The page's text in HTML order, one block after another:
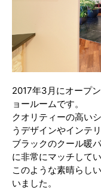
2017年3月にオープ
ョールームです。
クオリティーの高い
うデザインやインテ
ブラックのクール暖
に非常にマッチしてい
このような素晴らし
いました。